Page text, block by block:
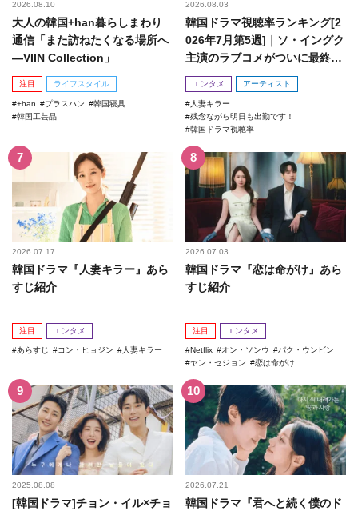
2026.08.10
大人の韓国+han暮らしまわり
通信「また訪ねたくなる場所へ
―VIIN Collection」
注目 ライフスタイル
+han プラスハン
韓国寝具
韓国工芸品
2026.08.03
韓国ドラマ視聴率ランキング[2
026年7月第5週]｜ソ・イングク
主演のラブコメがついに最終
回！
エンタメ アーティスト
人妻キラー
残念ながら明日も出勤です！
韓国ドラマ視聴率
2026.07.17
韓国ドラマ『人妻キラー』あら
すじ紹介
注目 エンタメ
あらすじ コン・ヒョジン 人妻キラー
2026.07.03
韓国ドラマ『恋は命がけ』あら
すじ紹介
注目 エンタメ
Netflix オン・ソンウ
パク・ウンビン
ヤン・セジョン
恋は命がけ
2025.08.08
[韓国ドラマ]チョン・イル×チョ
2026.07.21
韓国ドラマ『君へと続く僕のド